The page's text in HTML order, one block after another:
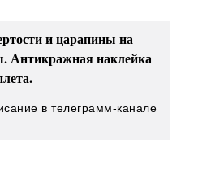
и царапины на
Антикражная наклейка
в телеграмм-канале